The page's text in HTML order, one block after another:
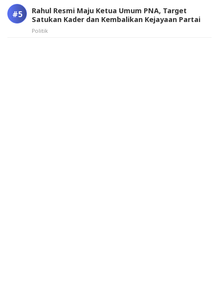
Rahul Resmi Maju Ketua Umum PNA, Target
Satukan Kader dan Kembalikan Kejayaan Partai
Politik